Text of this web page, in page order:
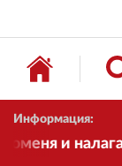
Информация:
и налага